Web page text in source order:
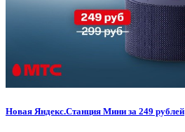
Новая Яндекс.Станция Мини за 249 рублей